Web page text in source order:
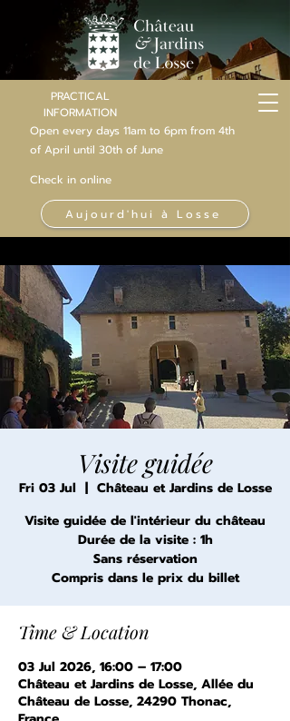
PRACTICAL
INFORMATION
Open every days 11am to 6pm from 4th
of April until 30th of June
Check in online
Aujourd'hui à Losse
Visite guidée
Fri 03 Jul
  |
Château et Jardins de Losse
Visite guidée de l'intérieur du château
Durée de la visite : 1h
Sans réservation
Compris dans le prix du billet
Time & Location
03 Jul 2026, 16:00 – 17:00
Château et Jardins de Losse, Allée du
Château de Losse, 24290 Thonac,